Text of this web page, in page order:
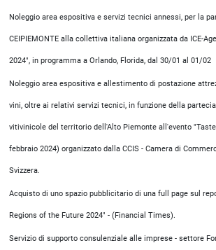
Noleggio area espositiva e servizi tecnici annessi, per la
CEIPIEMONTE alla collettiva italiana organizzata da ICE-
2024", in programma a Orlando, Florida, dal 30/01 al 01/02
Noleggio area espositiva e allestimento di postazione
vini, oltre ai relativi servizi tecnici, in funzione della
vitivinicole del territorio dell'Alto Piemonte all'evento
febbraio 2024) organizzato dalla CCIS - Camera di
Svizzera.
Acquisto di uno spazio pubblicitario di una full page sul
Regions of the Future 2024" - (Financial Times).
Servizio di supporto consulenziale alle imprese - settore